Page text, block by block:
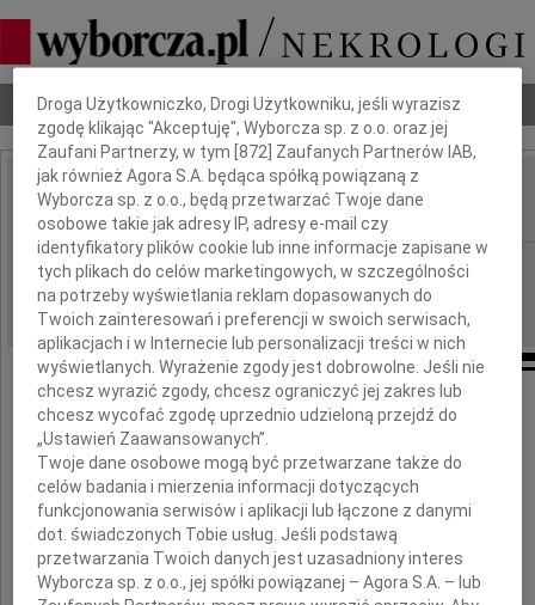
Nekrologi Odeszli Poradnik pogrzebowy
IMIĘ I NAZWISKO: Elzbieta Kryńska
REGION: Łódź
DATA EMISJI: 21.08.2018
Z głębokim smutkiem i żalem
Żegnamy Panią
prof. dr hab.
Dbamy o Twoją prywatność
Droga Użytkowniczko, Drogi Użytkowniku, jeśli wyrazisz
zgodę klikając "Akceptuję", Wyborcza sp. z o.o. oraz jej
Zaufani Partnerzy, w tym [872 ] Zaufanych Partnerów IAB,
jak również Agora S.A. będąca spółką powiązaną z
Wyborcza sp. z o.o., będą przetwarzać Twoje dane
osobowe takie jak adresy IP, adresy e-mail czy
identyfikatory plików cookie lub inne informacje zapisane w
tych plikach do celów marketingowych, w szczególności
na potrzeby wyświetlania reklam dopasowanych do
Twoich zainteresowań i preferencji w swoich serwisach,
aplikacjach i w Internecie lub personalizacji treści w nich
wyświetlanych. Wyrażenie zgody jest dobrowolne. Jeśli nie
chcesz wyrazić zgody, chcesz ograniczyć jej zakres lub
chcesz wycofać zgodę uprzednio udzieloną przejdź do
„Ustawień Zaawansowanych”.
Twoje dane osobowe mogą być przetwarzane także do
celów badania i mierzenia informacji dotyczących
funkcjonowania serwisów i aplikacji lub łączone z danymi
dot. świadczonych Tobie usług. Jeśli podstawą
przetwarzania Twoich danych jest uzasadniony interes
Wyborcza sp. z o.o., jej spółki powiązanej – Agora S.A. – lub